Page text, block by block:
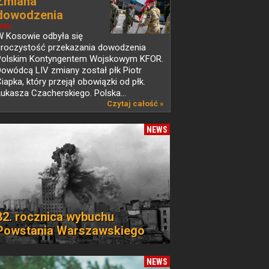
Kosowie odbyła się
przekazania dowodzenia
Kontyngentem Wojskowym KFOR.
LIV zmiany został płk Piotr
który przejął obowiązki od płk.
Czacherskiego. Polska...
Czytaj całość »
NEWS
rocznica wybuchu
Warszawskiego
NEWS